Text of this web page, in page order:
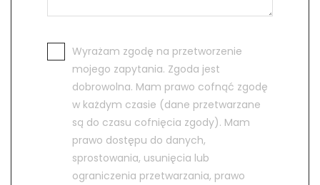
Wyrażam zgodę na przetworzenie
mojego zapytania. Zgoda jest
dobrowolna. Mam prawo cofnąć zgodę
w każdym czasie (dane przetwarzane
są do czasu cofnięcia zgody). Mam
prawo dostępu do danych,
sprostowania, usunięcia lub
ograniczenia przetwarzania, prawo